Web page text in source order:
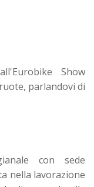
Show
parlandovi di
con sede
nella lavorazione